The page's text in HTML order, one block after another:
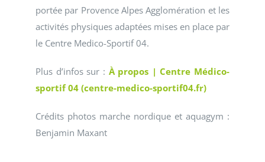
portée par Provence Alpes Agglomération et les
activités physiques adaptées mises en place par
le Centre Medico-Sportif 04.
Plus d’infos sur : À propos | Centre Médico-
sportif 04 (centre-medico-sportif04.fr)
Crédits photos marche nordique et aquagym :
Benjamin Maxant